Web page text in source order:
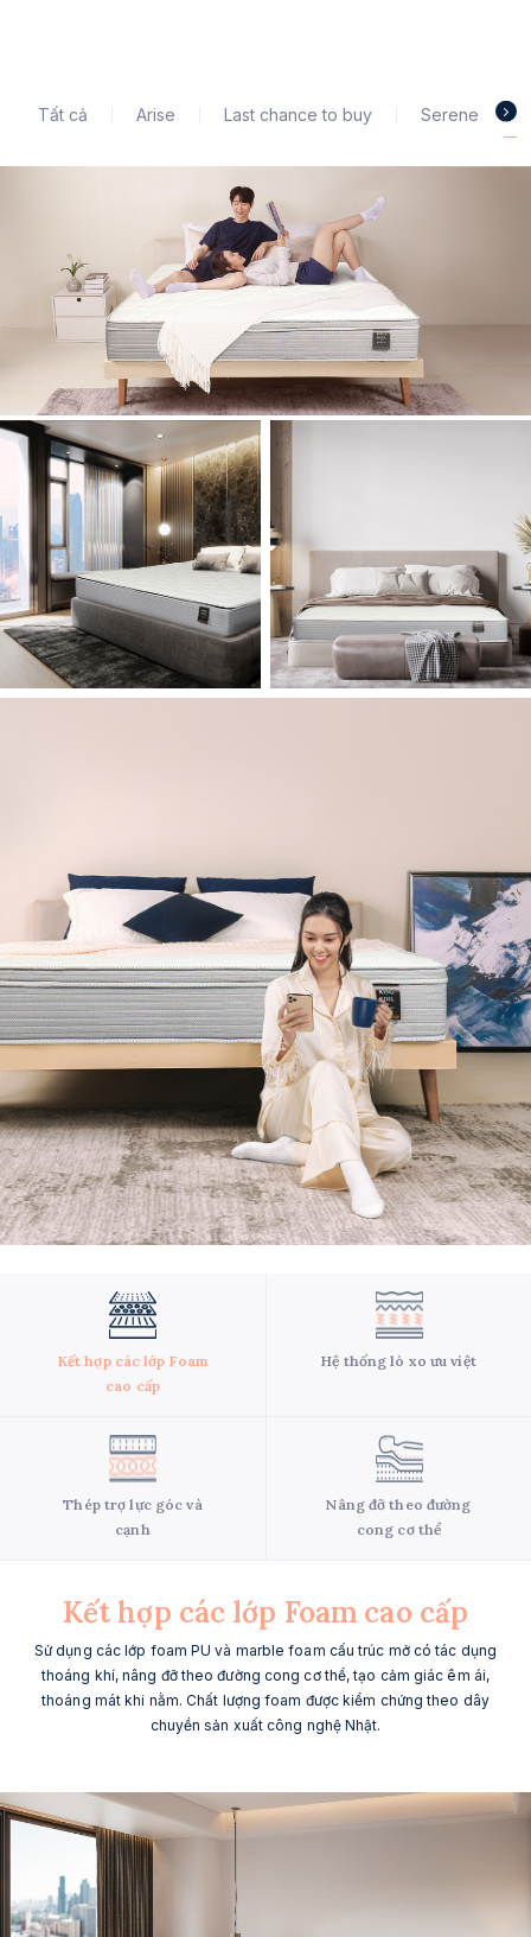
Tất cả Arise Last chance to buy Serene
Kết hợp các lớp Foam
cao cấp
Hệ thống lò xo ưu việt
Thép trợ lực góc và
cạnh
Nâng đỡ theo đường
cong cơ thể
Kết hợp các lớp Foam cao cấp
Sử dụng các lớp foam PU và marble foam cấu trúc mở có tác dụng
thoáng khí, nâng đỡ theo đường cong cơ thể, tạo cảm giác êm ái,
thoáng mát khi nằm. Chất lượng foam được kiểm chứng theo dây
chuyền sản xuất công nghệ Nhật.